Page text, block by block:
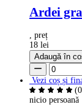
Ardei
, preț
18 lei
Adaugă în
Vezi coș și
nicio persoană